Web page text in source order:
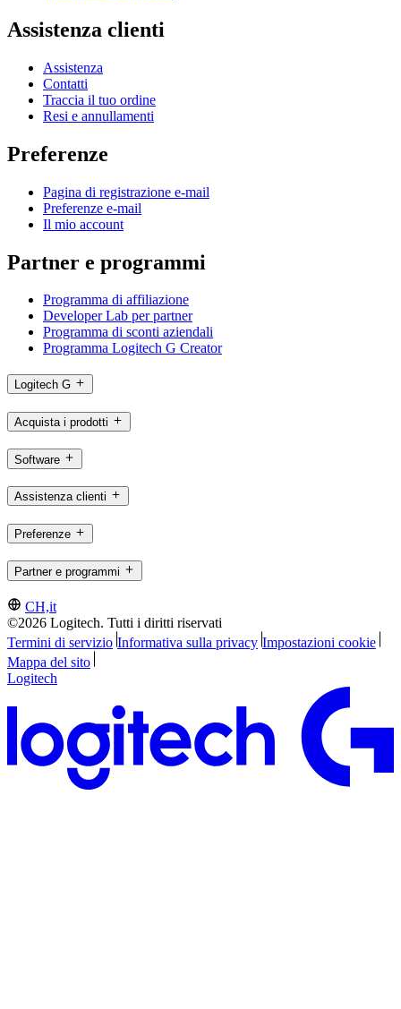
Assistenza clienti
Assistenza
Contatti
Traccia il tuo ordine
Resi e annullamenti
Preferenze
Pagina di registrazione e-mail
Preferenze e-mail
Il mio account
Partner e programmi
Programma di affiliazione
Developer Lab per partner
Programma di sconti aziendali
Programma Logitech G Creator
Logitech G
Acquista i prodotti
Software
Assistenza clienti
Preferenze
Partner e programmi
CH,it
©2026 Logitech. Tutti i diritti riservati
Termini di servizio Informativa sulla privacy Impostazioni cookie
Mappa del sito
Logitech